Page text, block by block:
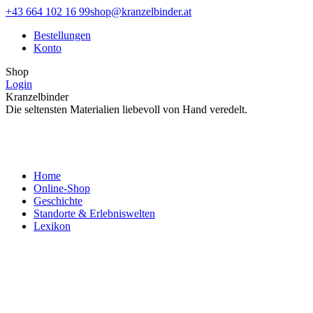
Zum
springen
Facebook
opens
window
Instagram
opens
window
+43 664 102 16 99shop@kranzelbinder.at
Bestellungen
Konto
Shop
Login
Kranzelbinder
Die seltensten Materialien liebevoll von Hand veredelt.
Home
Online-Shop
Geschichte
Standorte & Erlebniswelten
Lexikon